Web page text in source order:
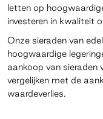
letten op
investeren in kwaliteit
Onze sieraden van
hoogwaardige
aankoop van sieraden
vergelijken met de
waardeverlies.